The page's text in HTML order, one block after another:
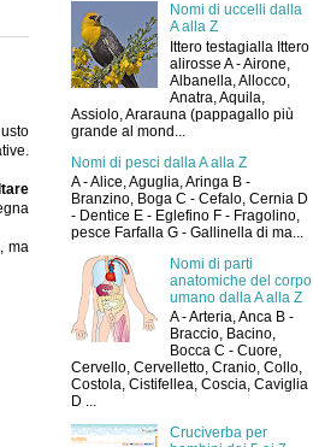
ma
Nomi di uccelli dalla
A alla Z
Ittero testagialla Ittero
alirosse A - Airone,
Albanella, Allocco,
Anatra, Aquila,
Assiolo, Ararauna (pappagallo più
grande al mond...
Nomi di pesci dalla A alla Z
A - Alice, Aguglia, Aringa B -
Branzino, Boga C - Cefalo, Cernia D
- Dentice E - Eglefino F - Fragolino,
pesce Farfalla G - Gallinella di ma...
Nomi di parti
anatomiche del corpo
umano dalla A alla Z
A - Arteria, Anca B -
Braccio, Bacino,
Bocca C - Cuore,
Cervello, Cervelletto, Cranio, Collo,
Costola, Cistifellea, Coscia, Caviglia
D ...
Cruciverba per